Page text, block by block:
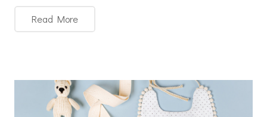
Read More